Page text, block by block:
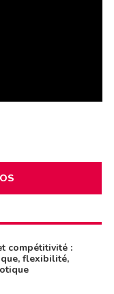
compétitivité :
flexibilité,